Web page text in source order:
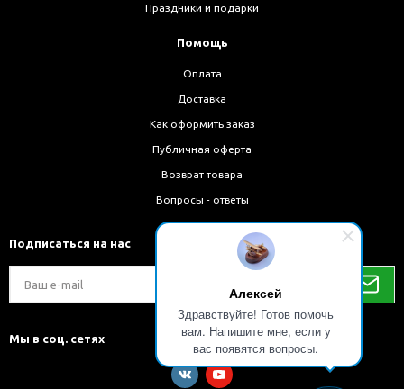
Алексей
Здравствуйте! Готов помочь
вам. Напишите мне, если у
вас появятся вопросы.
Праздники и подарки
Помощь
Оплата
Доставка
Как оформить заказ
Публичная оферта
Возврат товара
Вопросы - ответы
Подписаться на нас
Мы в соц. сетях